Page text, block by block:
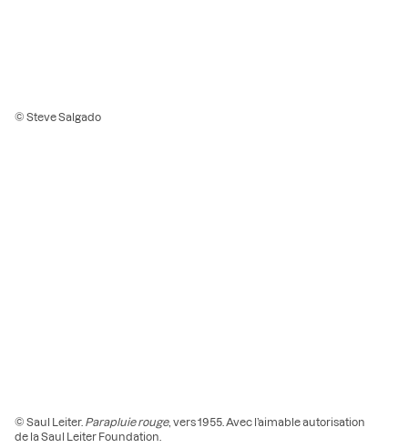
© Steve Salgado
© Saul Leiter. Parapluie rouge, vers 1955. Avec l’aimable autorisation
de la Saul Leiter Foundation.